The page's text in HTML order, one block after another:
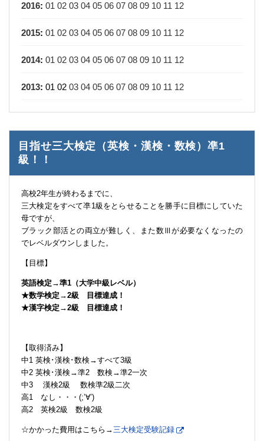
2016: 01 02 03 04 05 06 07 08 09 10 11 12
2015: 01 02 03 04 05 06 07 08 09 10 11 12
2014: 01 02 03 04 05 06 07 08 09 10 11 12
2013: 01 02 03 04 05 06 07 08 09 10 11 12
目指せ三大検定（英検・漢検・数検）凖1
級！！
高校2年生が終わるまでに、
三大検定をすべて凖1級をとらせることを勝手に目標にしていた
母ですが、
ブラック部活との両立が難しく、また数Ⅲが必要なくなったの
でレベルダウンしました。
【目標】
英語検定→準1（大学中級レベル）
★数学検定→2級 目標達成！
★漢字検定→2級 目標達成！
【取得済み】
中1 英検･漢検･数検→すべて3級
中2 英検･漢検→準2 数検→準2一次
中3 漢検2級 数検準2級二次
高1 なし・・・(;’∀’)
高2 英検2級 数検2級
☆かかった費用はこちら→三大検定受験記録